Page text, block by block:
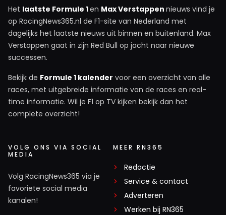
Het laatste Formule 1en Max Verstappen nieuws vind je
op RacingNews365.nl de F1-site van Nederland met
dagelijks het laatste nieuws uit binnen en buitenland. Max
Verstappen gaat in zijn Red Bull op jacht naar nieuwe
successen.
Bekijk de Formule 1 kalender voor een overzicht van alle
races, met uitgebreide informatie van de races en real-
time informatie. Wil je F1 op TV kijken bekijk dan het
complete overzicht!
VOLG ONS VIA SOCIAL
MEDIA
Volg RacingNews365 via je
favoriete social media
kanalen!
MEER RN365
Redactie
Service & contact
Adverteren
Werken bij RN365